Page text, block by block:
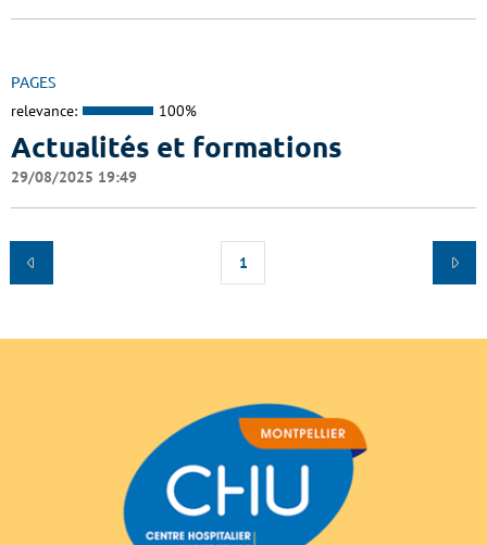
PAGES
relevance: 100%
Actualités et formations
29/08/2025 19:49
1